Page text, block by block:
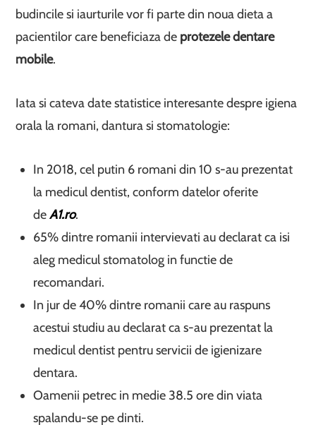
budincile si iaurturile vor fi parte din noua dieta a
pacientilor care beneficiaza de protezele dentare
mobile.
Iata si cateva date statistice interesante despre igiena
orala la romani, dantura si stomatologie:
In 2018, cel putin 6 romani din 10 s-au prezentat
la medicul dentist, conform datelor oferite
deA1.ro.
65% dintre romanii intervievati au declarat ca isi
aleg medicul stomatolog in functie de
recomandari.
In jur de 40% dintre romanii care au raspuns
acestui studiu au declarat ca s-au prezentat la
medicul dentist pentru servicii de igienizare
dentara.
Oamenii petrec in medie 38.5 ore din viata
spalandu-se pe dinti.